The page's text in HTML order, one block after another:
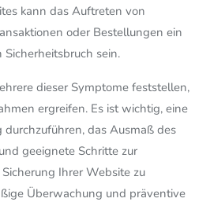
kann das Auftreten von
oder Bestellungen ein
sein.
dieser Symptome feststellen,
ergreifen. Es ist wichtig, eine
das Ausmaß des
geeignete Schritte zur
Ihrer Website zu
Überwachung und präventive